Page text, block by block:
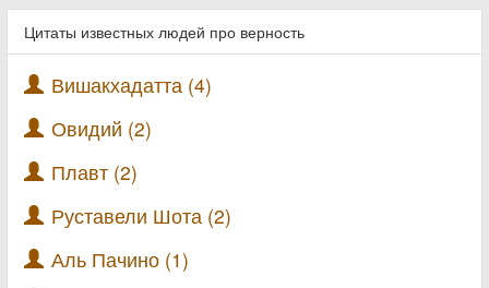
Цитаты известных людей про верность
Вишакхадатта (4)
Овидий (2)
Плавт (2)
Руставели Шота (2)
Аль Пачино (1)